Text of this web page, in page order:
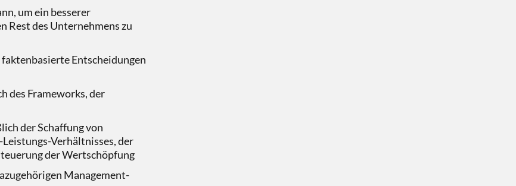
um ein besserer
Rest des Unternehmens zu
Entscheidungen
des Frameworks, der
der Schaffung von
Verhältnisses, der
der Wertschöpfung
Management-